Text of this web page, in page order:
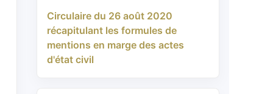
Circulaire du 26 août 2020
récapitulant les formules de
mentions en marge des actes
d'état civil